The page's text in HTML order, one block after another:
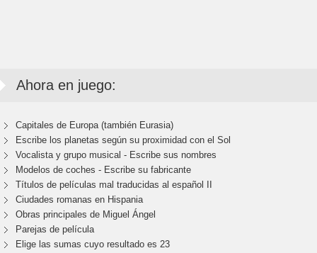
Ahora en juego:
Capitales de Europa (también Eurasia)
Escribe los planetas según su proximidad con el Sol
Vocalista y grupo musical - Escribe sus nombres
Modelos de coches - Escribe su fabricante
Títulos de películas mal traducidas al español II
Ciudades romanas en Hispania
Obras principales de Miguel Ángel
Parejas de película
Elige las sumas cuyo resultado es 23